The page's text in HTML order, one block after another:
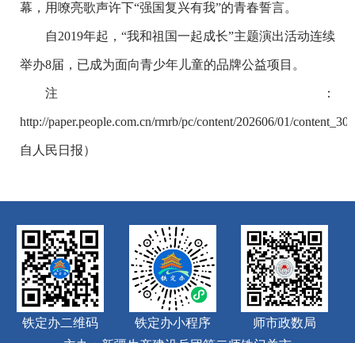
幕，用嘹亮歌声许下“强国复兴有我”的青春誓言。
自2019年起，“我和祖国一起成长”主题演出活动连续
举办8届，已成为面向青少年儿童的品牌公益项目。
注：
http://paper.people.com.cn/rmrb/pc/content/202606/01/
自人民日报）
铁定办二维码 铁定办小程序
师市政数局